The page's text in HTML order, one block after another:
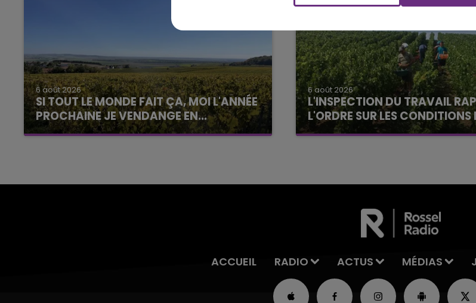
6 août 2026
SI TOUT LE MONDE FAIT ÇA, MOI L'ANNÉE
PROCHAINE JE VENDANGE EN...
La vendange en Champagne a débuté ce jeudi
6 août 2026
L'INSPECTION DU TRAVAIL
L'ORDRE SUR LES CONDITIONS
Alors que les dates de début des
ACCUEIL RADIO ACTUS MÉDIAS